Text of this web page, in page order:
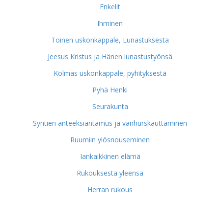
Enkelit
Ihminen
Toinen uskonkappale, Lunastuksesta
Jeesus Kristus ja Hänen lunastustyönsä
Kolmas uskonkappale, pyhityksestä
Pyhä Henki
Seurakunta
Syntien anteeksiantamus ja vanhurskauttaminen
Ruumiin ylösnouseminen
Iankaikkinen elämä
Rukouksesta yleensä
Herran rukous